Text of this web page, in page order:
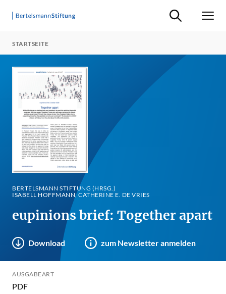
Suche ein-/
STARTSEITE
BERTELSMANN STIFTUNG (HRSG.)
ISABELL HOFFMANN, CATHERINE E. DE VRIES
eupinions brief: Together apart
Download zum Newsletter anmelden
AUSGABEART
PDF